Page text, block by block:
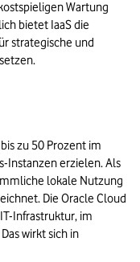
Wartung
bietet IaaS die
strategische und
zu 50 Prozent im
Instanzen erzielen. Als
lokale Nutzung
Die Oracle Cloud
Infrastruktur, im
wirkt sich in